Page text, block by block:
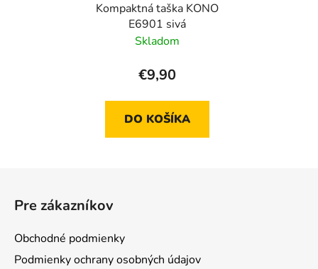
Kompaktná taška KONO
E6901 sivá
Skladom
€9,90
DO KOŠÍKA
Pre zákazníkov
Obchodné podmienky
Podmienky ochrany osobných údajov